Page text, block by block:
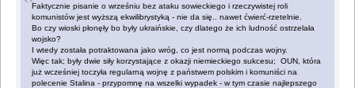
Faktycznie pisanie o wrześniu bez ataku sowieckiego i rzeczywistej roli
komunistów jest wyższą ekwilibrystyką - nie da się.. nawet ćwierć-rzetelnie.
Bo czy wioski płonęły bo były ukraińskie, czy dlatego że ich ludność ostrzelała
wojsko?
I wtedy została potraktowana jako wróg, co jest normą podczas wojny.
Więc tak; były dwie siły korzystające z okazji niemieckiego sukcesu; OUN, która
już wcześniej toczyła regularną wojnę z państwem polskim i komuniści na
polecenie Stalina - przypomnę na wszelki wypadek - w tym czasie najlepszego